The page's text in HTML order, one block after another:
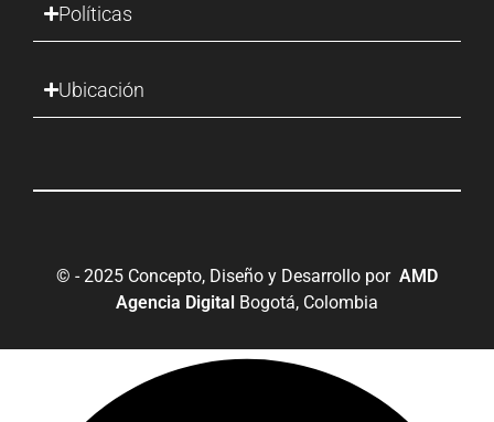
Políticas
Ubicación
© - 2025 Concepto, Diseño y Desarrollo por AMD
Agencia Digital Bogotá, Colombia